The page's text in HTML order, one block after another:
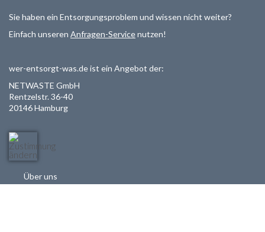
Sie haben ein Entsorgungsproblem und wissen nicht weiter?
Einfach unseren Anfragen-Servicenutzen!
wer-entsorgt-was.de ist ein Angebot der:
NETWASTE GmbH
Rentzelstr. 36-40
20146 Hamburg
Über uns